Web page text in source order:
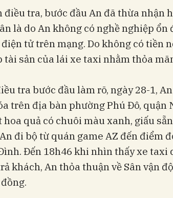
điều tra, bước đầu An đã thừa nhận
là do An không có nghề nghiệp
tử trên mạng. Do không có tiền
tài sản của lái xe taxi nhằm thỏa
tra bước đầu làm rõ, ngày 28-1,
trên địa bàn phường Phú Đô, quận
hoa quả có chuôi màu xanh, giấu
đi bộ từ quán game AZ đến điểm
Đến 18h46 khi nhìn thấy xe taxi
khách, An thỏa thuận về Sân vận